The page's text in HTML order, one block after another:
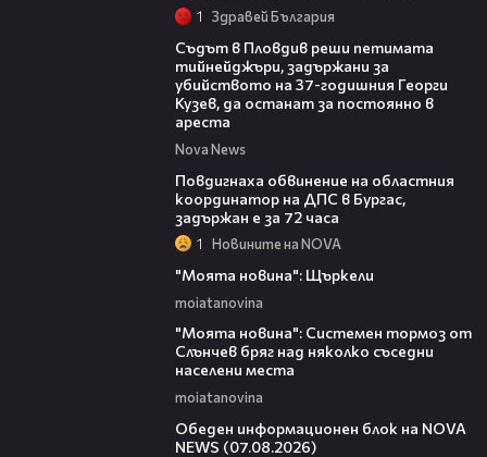
1 Здравей България
Съдът в Пловдив реши петимата
тийнейджъри, задържани за
убийството на 37-годишния Георги
Кузев, да останат за постоянно в
ареста
Nova News
Повдигнаха обвинение на областния
координатор на ДПС в Бургас,
задържан е за 72 часа
1 Новините на NOVA
"Моята новина": Щъркели
moiatanovina
"Моята новина": Системен тормоз от
Слънчев бряг над няколко съседни
населени места
moiatanovina
Обеден информационен блок на NOVA
NEWS (07.08.2026)